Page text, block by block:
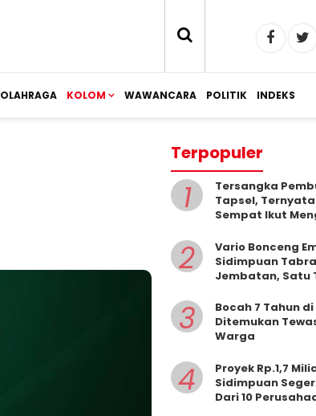
OLAHRAGA KOLOM WAWANCARA POLITIK INDEKS
Terpopuler
1
Tersangka
Tapsel,
Sempat Ikut
2
Vario Bonceng
Sidimpuan
Jembatan, Satu
3
Bocah 7 Tahun
Ditemukan
Warga
4
Proyek Rp.1,7
Sidimpuan
Dari 10